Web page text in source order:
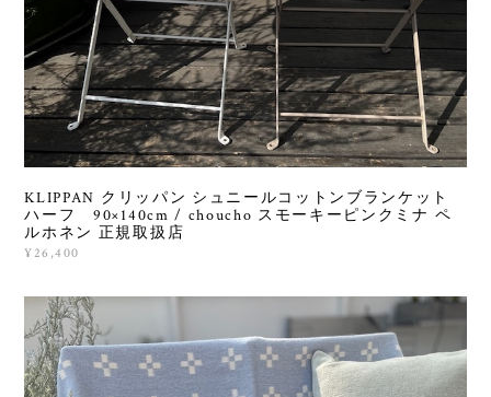
KLIPPAN クリッパン シュニールコットンブランケット
ハーフ 90×140cm / choucho スモーキーピンクミナ ペ
ルホネン 正規取扱店
¥26,400